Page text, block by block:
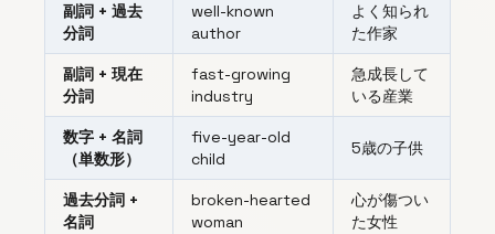
副詞 + 過去
分詞
well-known
author
よく知られ
た作家
副詞 + 現在
分詞
fast-growing
industry
急成長して
いる産業
数字 + 名詞
（単数形）
five-year-old
child
5歳の子供
過去分詞 +
名詞
broken-hearted
woman
心が傷つい
た女性